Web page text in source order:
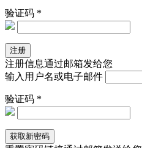
验证码 *
注册信息通过邮箱发给您
输入用户名或电子邮件
验证码 *